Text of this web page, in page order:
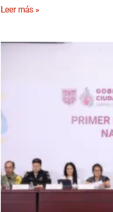
Leer más »